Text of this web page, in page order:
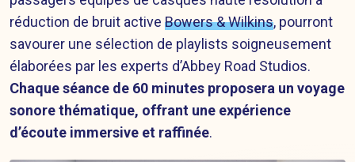
réduction de bruit active Bowers & Wilkins, pourront
savourer une sélection de playlists soigneusement
élaborées par les experts d’Abbey Road Studios.
Chaque séance de 60 minutes proposera un voyage
sonore thématique, offrant une expérience
d’écoute immersive et raffinée.